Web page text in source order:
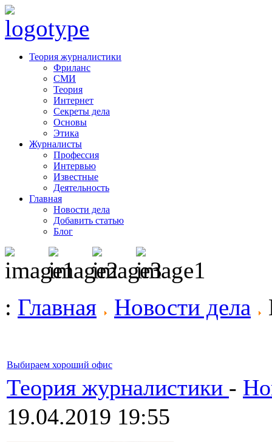
Теория журналистики
Фриланс
СМИ
Теория
Интернет
Секреты дела
Основы
Этика
Журналисты
Профессия
Интервью
Известные
Деятельность
Главная
Новости дела
Добавить статью
Блог
: Главная Новости дела
Выбираем хороший офис
Теория журналистики -
19.04.2019 19:55